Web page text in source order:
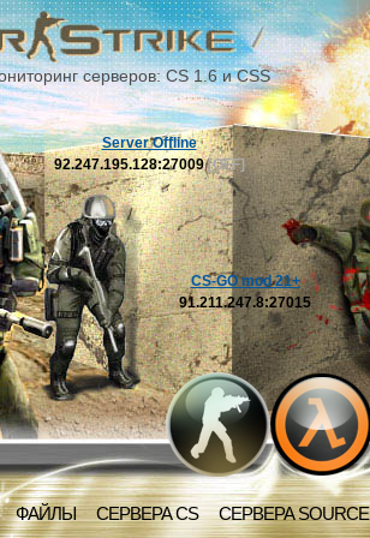
серверов: CS 1.6 и CSS
ФАЙЛЫ СЕРВЕРА CS СЕРВЕРА SOURCE
Server Offline
92.247.195.128:27009[OFF]
CS-GO mod 21+
91.211.247.8:27015